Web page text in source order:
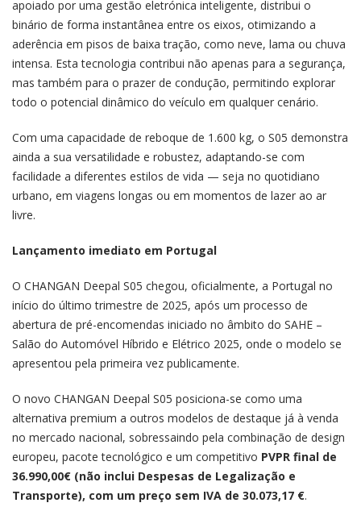
apoiado por uma gestão eletrónica inteligente, distribui o
binário de forma instantânea entre os eixos, otimizando a
aderência em pisos de baixa tração, como neve, lama ou chuva
intensa. Esta tecnologia contribui não apenas para a segurança,
mas também para o prazer de condução, permitindo explorar
todo o potencial dinâmico do veículo em qualquer cenário.
Com uma capacidade de reboque de 1.600 kg, o S05 demonstra
ainda a sua versatilidade e robustez, adaptando-se com
facilidade a diferentes estilos de vida — seja no quotidiano
urbano, em viagens longas ou em momentos de lazer ao ar
livre.
Lançamento imediato em Portugal
O CHANGAN Deepal S05 chegou, oficialmente, a Portugal no
início do último trimestre de 2025, após um processo de
abertura de pré-encomendas iniciado no âmbito do SAHE –
Salão do Automóvel Híbrido e Elétrico 2025, onde o modelo se
apresentou pela primeira vez publicamente.
O novo CHANGAN Deepal S05 posiciona-se como uma
alternativa premium a outros modelos de destaque já à venda
no mercado nacional, sobressaindo pela combinação de design
europeu, pacote tecnológico e um competitivo PVPR final de
36.990,00€ (não inclui Despesas de Legalização e
Transporte), com um preço sem IVA de 30.073,17 €.